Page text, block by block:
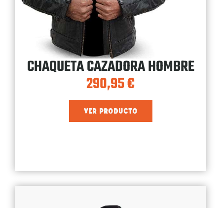
CHAQUETA CAZADORA HOMBRE
290,95€
VER PRODUCTO